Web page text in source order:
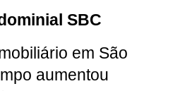
SBC
em São
aumentou